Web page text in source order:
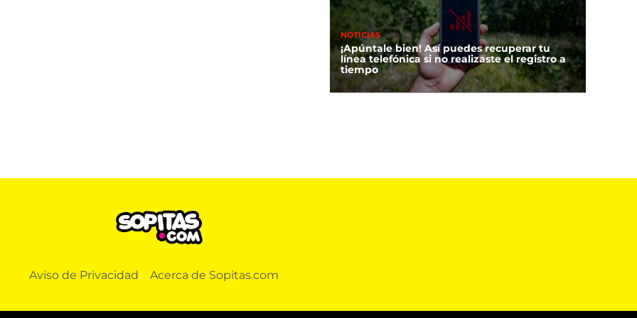
NOTICIAS
¡Apúntale bien! Así puedes recuperar tu
línea telefónica si no realizaste el registro a
tiempo
Aviso de Privacidad Acerca de Sopitas.com